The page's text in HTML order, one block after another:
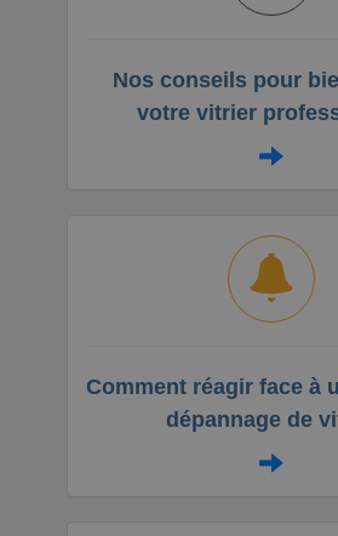
Nos conseils pour
votre vitrier
Comment réagir face à
dépannage de